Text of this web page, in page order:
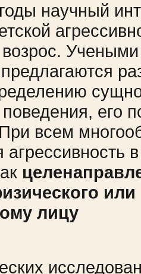
научный
его
всем
агрессивность
или
лицу